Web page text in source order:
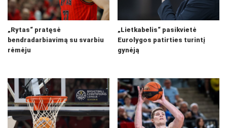
„Rytas“ pratęsė
bendradarbiavimą su svarbiu
rėmėju
„Lietkabelis“ pasikvietė
Eurolygos patirties turintį
gynėją